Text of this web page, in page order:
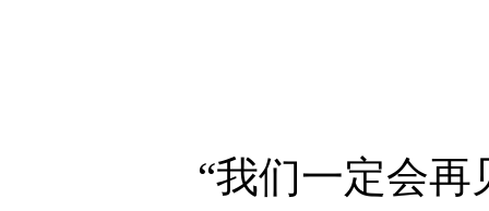
“我们一定会再